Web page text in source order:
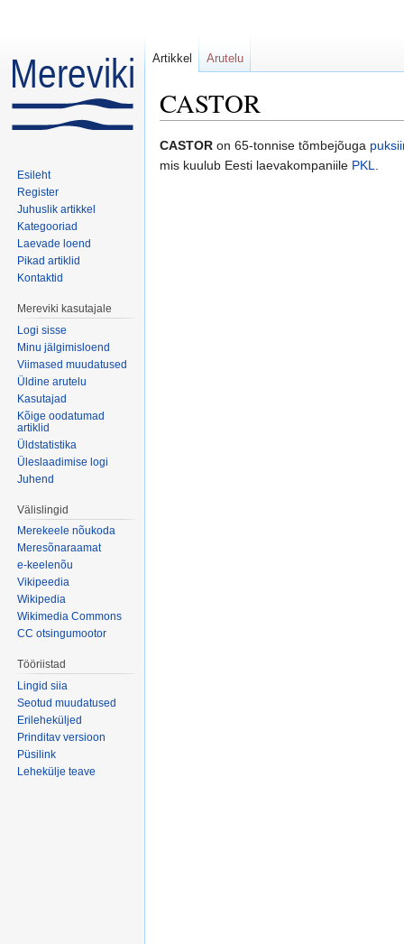
CASTOR
CASTOR on 65-tonnise tõmbejõuga
mis kuulub Eesti laevakompaniile PKL.
Artikkel Arutelu
Esileht
Register
Juhuslik artikkel
Kategooriad
Laevade loend
Pikad artiklid
Kontaktid
Mereviki kasutajale
Logi sisse
Minu jälgimisloend
Viimased muudatused
Üldine arutelu
Kasutajad
Kõige oodatumad
artiklid
Üldstatistika
Üleslaadimise logi
Juhend
Välislingid
Merekeele nõukoda
Meresõnaraamat
e-keelenõu
Vikipeedia
Wikipedia
Wikimedia Commons
CC otsingumootor
Tööriistad
Lingid siia
Seotud muudatused
Erileheküljed
Prinditav versioon
Püsilink
Lehekülje teave